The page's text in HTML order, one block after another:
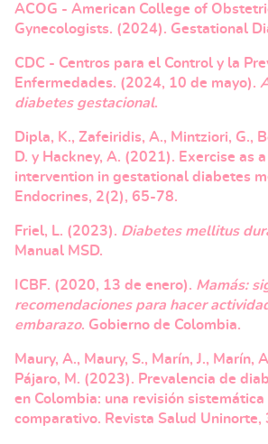
ACOG - American College of
Gynecologists. (2024). Gestational
CDC - Centros para el Control y la
Enfermedades. (2024, 10 de mayo).
diabetes gestacional.
Dipla, K., Zafeiridis, A., Mintziori, G.,
D. y Hackney, A. (2021). Exercise as
intervention in gestational diabetes
Endocrines, 2(2), 65-78.
Friel, L. (2023). Diabetes mellitus
Manual MSD.
ICBF. (2020, 13 de enero). Mamás:
recomendaciones para hacer
embarazo. Gobierno de Colombia.
Maury, A., Maury, S., Marín, J., Marín,
Pájaro, M. (2023). Prevalencia de
en Colombia: una revisión
comparativo. Revista Salud